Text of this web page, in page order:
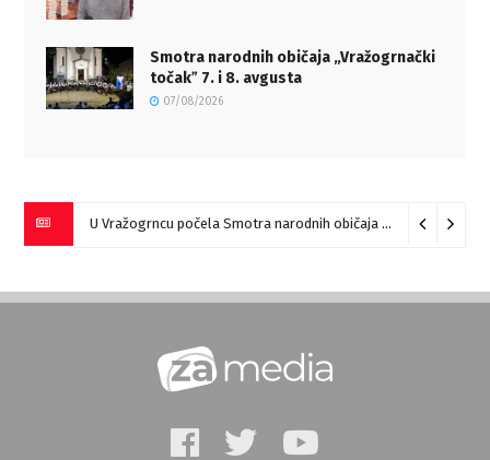
Smotra narodnih običaja „Vražogrnački
točakˮ 7. i 8. avgusta
07/08/2026
U Vražogrncu počela Smotra narodnih običaja „Vražogrnački točak“